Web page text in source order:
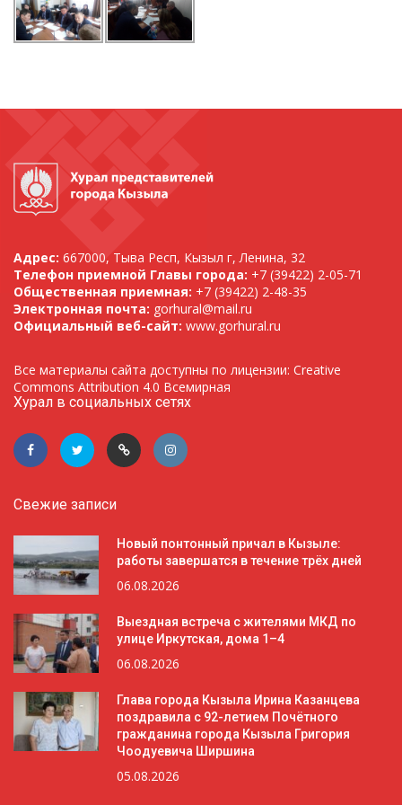
Адрес: 667000, Тыва Респ, Кызыл г, Ленина, 32
Телефон приемной Главы города: +7 (39422) 2-05-71
Общественная приемная: +7 (39422) 2-48-35
Электронная почта: gorhural@mail.ru
Официальный веб-сайт: www.gorhural.ru
Все материалы сайта доступны по лицензии: Creative
Commons Attribution 4.0 Всемирная
Хурал в социальных сетях
Свежие записи
Новый понтонный причал в Кызыле:
работы завершатся в течение трёх дней
06.08.2026
Выездная встреча с жителями МКД по
улице Иркутская, дома 1–4
06.08.2026
Глава города Кызыла Ирина Казанцева
поздравила с 92-летием Почётного
гражданина города Кызыла Григория
Чоодуевича Ширшина
05.08.2026